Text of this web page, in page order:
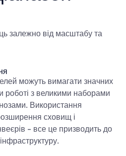
залежно від масштабу та
можуть вимагати значних
роботі з великими наборами
Використання
сховищ і
- все це призводить до